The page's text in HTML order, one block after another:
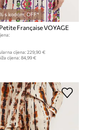
s kodom: OFF*
Française VOYAGE
cijena:229,90 €
cijena:84,99 €